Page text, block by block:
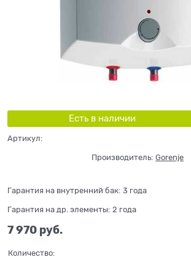
Есть в наличии
Артикул:
Производитель: Gorenje
Гарантия на внутренний бак: 3 года
Гарантия на др. элементы: 2 года
7 970 руб.
Количество: